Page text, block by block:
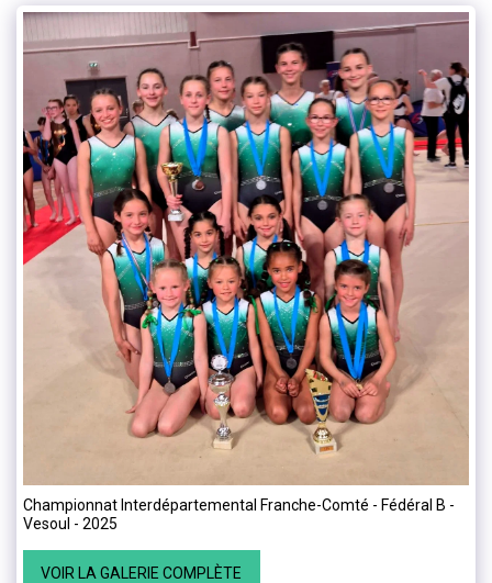
Championnat Interdépartemental Franche-Comté - Fédéral B -
Vesoul - 2025
VOIR LA GALERIE COMPLÈTE